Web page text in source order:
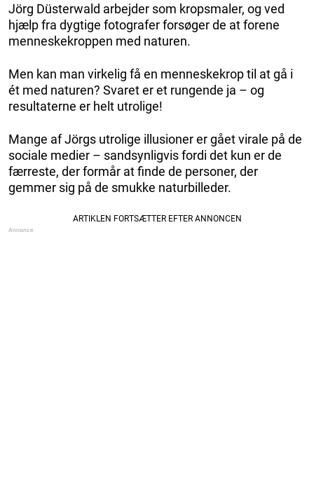
Jörg Düsterwald arbejder som kropsmaler, og ved
hjælp fra dygtige fotografer forsøger de at forene
menneskekroppen med naturen.
Men kan man virkelig få en menneskekrop til at gå i
ét med naturen? Svaret er et rungende ja – og
resultaterne er helt utrolige!
Mange af Jörgs utrolige illusioner er gået virale på de
sociale medier – sandsynligvis fordi det kun er de
færreste, der formår at finde de personer, der
gemmer sig på de smukke naturbilleder.